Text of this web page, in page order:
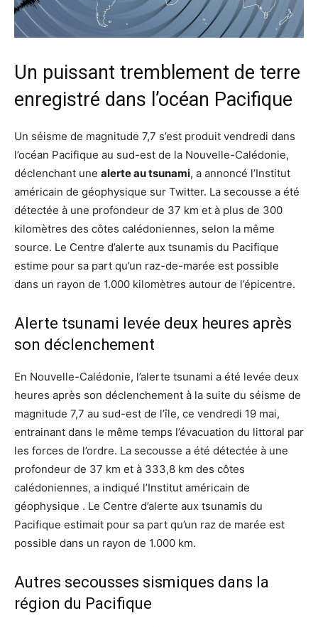
Un puissant tremblement de terre
enregistré dans l’océan Pacifique
Un séisme de magnitude 7,7 s’est produit vendredi dans
l’océan Pacifique au sud-est de la Nouvelle-Calédonie,
déclenchant une alerte au tsunami, a annoncé l’Institut
américain de géophysique sur Twitter. La secousse a été
détectée à une profondeur de 37 km et à plus de 300
kilomètres des côtes calédoniennes, selon la même
source. Le Centre d’alerte aux tsunamis du Pacifique
estime pour sa part qu’un raz-de-marée est possible
dans un rayon de 1.000 kilomètres autour de l’épicentre.
Alerte tsunami levée deux heures après
son déclenchement
En Nouvelle-Calédonie, l’alerte tsunami a été levée deux
heures après son déclenchement à la suite du séisme de
magnitude 7,7 au sud-est de l’île, ce vendredi 19 mai,
entrainant dans le même temps l’évacuation du littoral par
les forces de l’ordre. La secousse a été détectée à une
profondeur de 37 km et à 333,8 km des côtes
calédoniennes, a indiqué l’Institut américain de
géophysique . Le Centre d’alerte aux tsunamis du
Pacifique estimait pour sa part qu’un raz de marée est
possible dans un rayon de 1.000 km.
Autres secousses sismiques dans la
région du Pacifique